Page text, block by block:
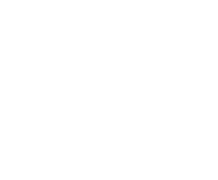
portant sur
pratiques à
révèle que
pas les
produits 100%